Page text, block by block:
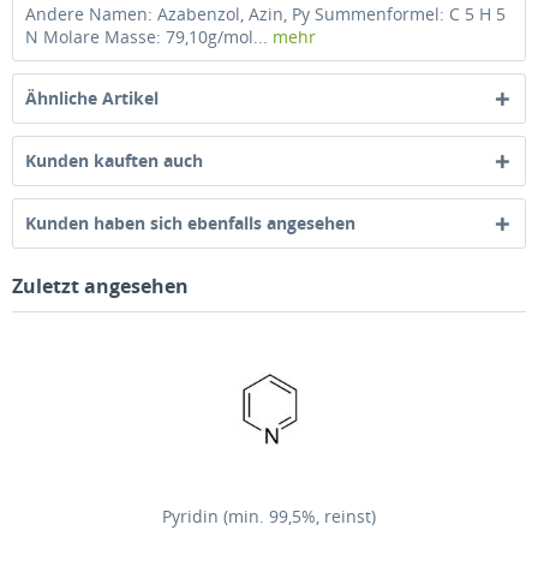
Andere Namen: Azabenzol, Azin, Py Summenformel: C 5 H 5
N Molare Masse: 79,10g/mol... mehr
Ähnliche Artikel
Kunden kauften auch
Kunden haben sich ebenfalls angesehen
Zuletzt angesehen
Pyridin (min. 99,5%, reinst)